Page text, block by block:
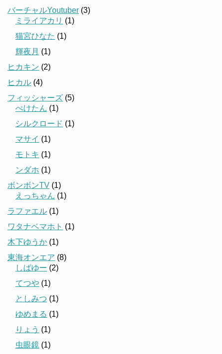
バーチャルYoutuber (3)
ミライアカリ (1)
猫宮ひなた (1)
輝夜月 (1)
ヒカキン (2)
ヒカル (4)
フィッシャーズ (5)
ぺけたん (1)
シルクロード (1)
マサイ (1)
モトキ (1)
ンダホ (1)
ボンボンTV (1)
えっちゃん (1)
ラファエル (1)
ワタナベマホト (1)
木下ゆうか (1)
東海オンエア (8)
しばゆー (2)
てつや (1)
としみつ (1)
ゆめまる (1)
りょう (1)
虫眼鏡 (1)